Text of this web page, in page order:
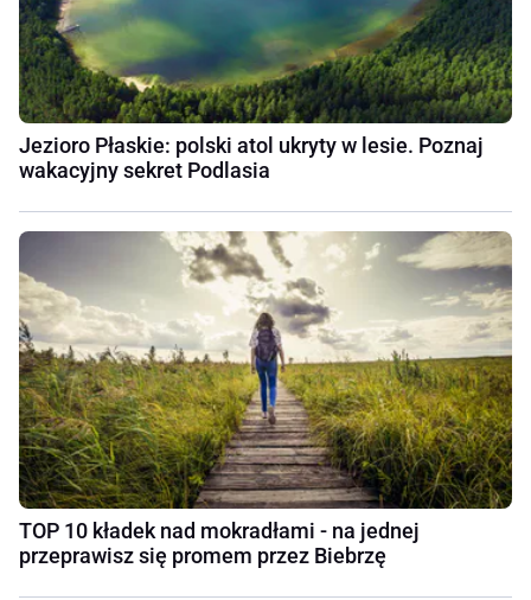
Jezioro Płaskie: polski atol ukryty w lesie. Poznaj
wakacyjny sekret Podlasia
TOP 10 kładek nad mokradłami - na jednej
przeprawisz się promem przez Biebrzę